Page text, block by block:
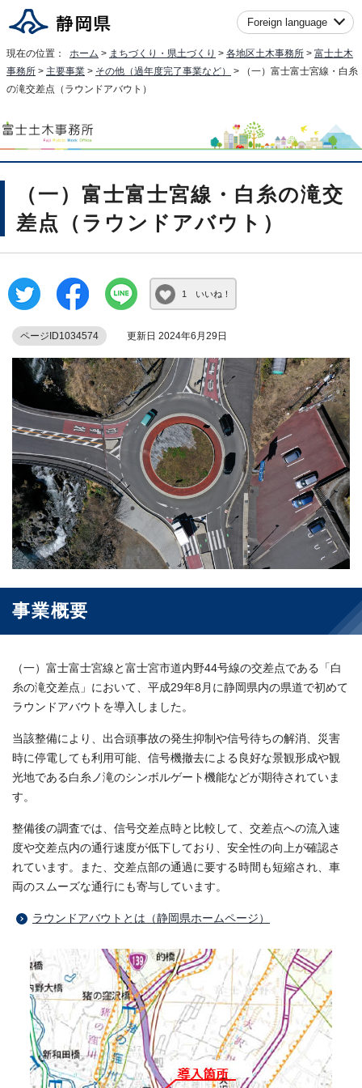
Foreign language
現在の位置： ホーム > まちづくり・県土づくり > 各地区土木事務所 > 富士土木
事務所 > 主要事業 > その他（過年度完了事業など）
> （一）富士富士宮線・白糸
の滝交差点（ラウンドアバウト）
（一）富士富士宮線・白糸の滝交
差点（ラウンドアバウト）
1 いいね！
ページID1034574 更新日 2024年6月29日
事業概要
（一）富士富士宮線と富士宮市道内野44号線の交差点である「白
糸の滝交差点」において、平成29年8月に静岡県内の県道で初めて
ラウンドアバウトを導入しました。
当該整備により、出合頭事故の発生抑制や信号待ちの解消、災害
時に停電しても利用可能、信号機撤去による良好な景観形成や観
光地である白糸ノ滝のシンボルゲート機能などが期待されていま
す。
整備後の調査では、信号交差点時と比較して、交差点への流入速
度や交差点内の通行速度が低下しており、安全性の向上が確認さ
れています。また、交差点部の通過に要する時間も短縮され、車
両のスムーズな通行にも寄与しています。
ラウンドアバウトとは（静岡県ホームページ）